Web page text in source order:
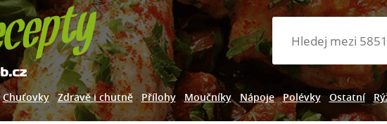
Chuťovky Zdravě i chutně Přílohy Moučníky Nápoje Polévky Ostatní